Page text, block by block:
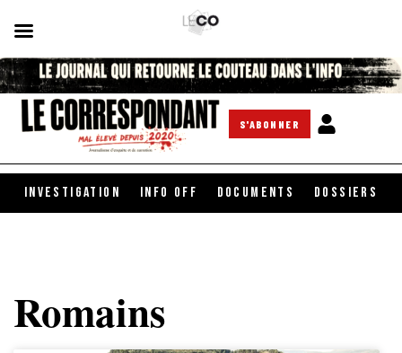
S'ABONNER
INVESTIGATION INFO OFF DOCUMENTS DOSSIERS
Romains